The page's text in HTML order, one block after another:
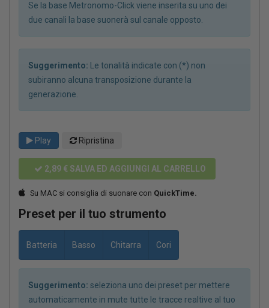
Se la base Metronomo-Click viene inserita su uno dei
due canali la base suonerà sul canale opposto.
Suggerimento: Le tonalità indicate con (*) non
subiranno alcuna transposizione durante la
generazione.
Play Ripristina
2,89 € SALVA ED AGGIUNGI AL CARRELLO
Su MAC si consiglia di suonare con QuickTime.
Preset per il tuo strumento
Batteria Basso Chitarra Cori
Suggerimento: seleziona uno dei preset per mettere
automaticamente in mute tutte le tracce realtive al tuo